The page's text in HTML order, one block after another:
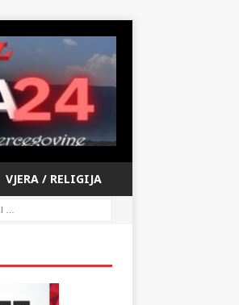
VJERA / RELIGIJA